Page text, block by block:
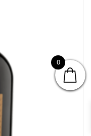
0